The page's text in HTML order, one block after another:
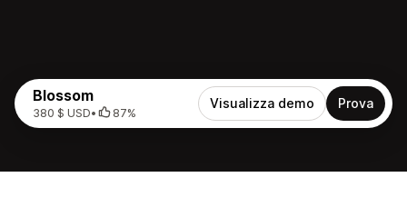
Blossom
380 $ USD• 87%
Visualizza demo Prova